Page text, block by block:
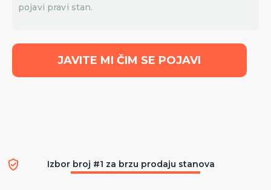
pojavi pravi stan.
JAVITE MI ČIM SE POJAVI
Izbor broj #1 za brzu prodaju stanova